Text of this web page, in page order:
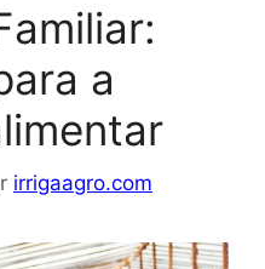
a
irrigaagro.com